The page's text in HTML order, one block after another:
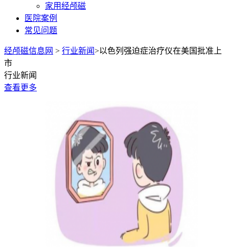
家用经颅磁
医院案例
常见问题
经颅磁信息网 > 行业新闻>以色列强迫症治疗仪在美国批准上
市
行业新闻
查看更多